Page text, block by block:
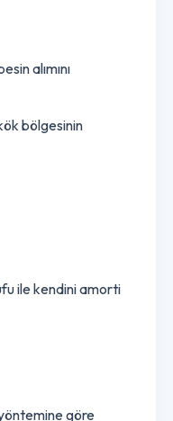
bitkinin kök bölgesine,
Bu, besin
bitki kök bölgesinin